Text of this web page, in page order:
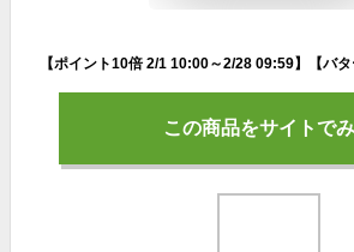
この商品をサイトで